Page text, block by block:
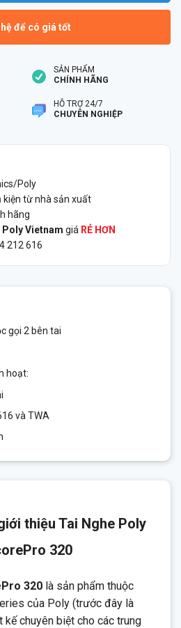
hệ để có giá tốt
SẢN PHẨM
CHÍNH HÃNG
HỖ TRỢ 24/7
CHUYÊN NGHIỆP
Poly
kiện từ nhà sản xuất
hãng
Poly Vietnam giá RẺ HƠN
212 616
gọi 2 bên tai
hoạt:
và TWA
thiệu Tai Nghe Poly
320
320 là sản phẩm thuộc
của Poly (trước đây là
chuyên biệt cho các trung